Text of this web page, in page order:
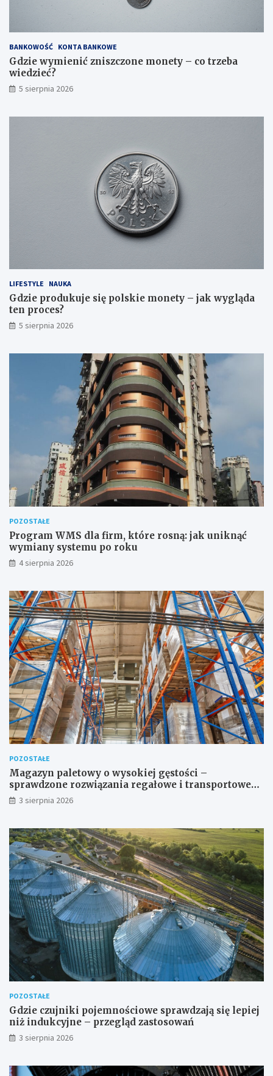
BANKOWOŚĆ KONTA BANKOWE
Gdzie wymienić zniszczone monety – co trzeba
wiedzieć?
5 sierpnia 2026
LIFESTYLE NAUKA
Gdzie produkuje się polskie monety – jak wygląda
ten proces?
5 sierpnia 2026
POZOSTAŁE
Program WMS dla firm, które rosną: jak uniknąć
wymiany systemu po roku
4 sierpnia 2026
POZOSTAŁE
Magazyn paletowy o wysokiej gęstości –
sprawdzone rozwiązania regałowe i transportowe
dla wymagających przestrzeni
3 sierpnia 2026
POZOSTAŁE
Gdzie czujniki pojemnościowe sprawdzają się lepiej
niż indukcyjne – przegląd zastosowań
3 sierpnia 2026